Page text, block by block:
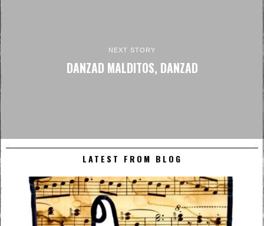
NEXT STORY
DANZAD MALDITOS, DANZAD
LATEST FROM BLOG